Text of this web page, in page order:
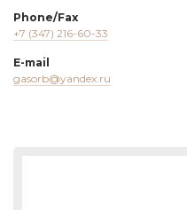
Phone/Fax
+7 (347) 216-60-33
E-mail
gasorb@yandex.ru